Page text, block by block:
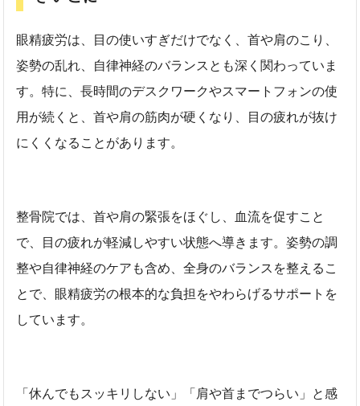
眼精疲労は、目の使いすぎだけでなく、首や肩のこり、
姿勢の乱れ、自律神経のバランスとも深く関わっていま
す。特に、長時間のデスクワークやスマートフォンの使
用が続くと、首や肩の筋肉が硬くなり、目の疲れが抜け
にくくなることがあります。
整骨院では、首や肩の緊張をほぐし、血流を促すこと
で、目の疲れが軽減しやすい状態へ導きます。姿勢の調
整や自律神経のケアも含め、全身のバランスを整えるこ
とで、眼精疲労の根本的な負担をやわらげるサポートを
しています。
「休んでもスッキリしない」「肩や首までつらい」と感